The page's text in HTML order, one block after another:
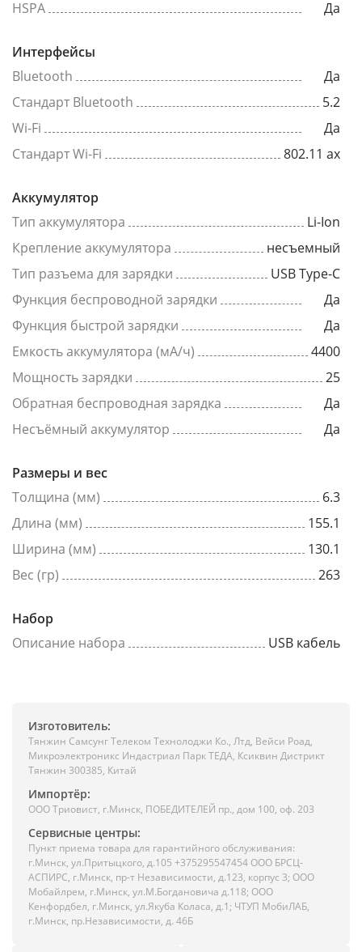
HSPA
Да
Интерфейсы
Bluetooth
Да
Стандарт Bluetooth
5.2
Wi-Fi
Да
Стандарт Wi-Fi
802.11 ax
Аккумулятор
Тип аккумулятора
Li-Ion
Крепление аккумулятора
несъемный
Тип разъема для зарядки
USB Type-C
Функция беспроводной зарядки
Да
Функция быстрой зарядки
Да
Емкость аккумулятора (мА/ч)
4400
Мощность зарядки
25
Обратная беспроводная зарядка
Да
Несъёмный аккумулятор
Да
Размеры и вес
Толщина (мм)
6.3
Длина (мм)
155.1
Ширина (мм)
130.1
Вес (гр)
263
Набор
Описание набора
USB кабель
Изготовитель:
Тянжин Самсунг Телеком Технолоджи Ко., Лтд, Вейси Роад,
Микроэлектроникс Индастриал Парк ТЕДА, Ксиквин Дистрикт
Тянжин 300385, Китай
Импортёр:
ООО Триовист, г.Минск, ПОБЕДИТЕЛЕЙ пр., дом 100, оф. 203
Сервисные центры:
Пункт приема товара для гарантийного обслуживания:
г.Минск, ул.Притыцкого, д.105 +375295547454 ООО БРСЦ-
АСПИРС, г.Минск, пр-т Независимости, д.123, корпус 3; ООО
Мобайлрем, г.Минск, ул.М.Богдановича д.118; ООО
Кенфордбел, г.Минск, ул.Якуба Коласа, д.1; ЧТУП МобиЛАБ,
г.Минск, пр.Независимости, д. 46Б